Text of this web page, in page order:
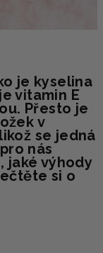
je kyselina
vitamin E
Přesto je
v
se jedná
nás
jaké výhody
si o